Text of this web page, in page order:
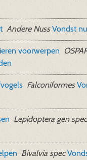
Andere Nuss Vondst
voorwerpen
Falconiformes
Lepidoptera gen
Bivalvia spec